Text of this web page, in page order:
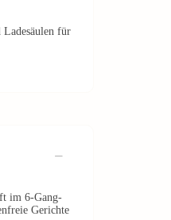
Ladesäulen für
im 6‑Gang-
Gerichte